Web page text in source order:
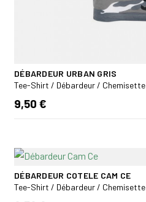
DÉBARDEUR URBAN GRIS
Tee-Shirt / Débardeur / Chemisette
9,50 €
DÉBARDEUR COTELE CAM CE
Tee-Shirt / Débardeur / Chemisette